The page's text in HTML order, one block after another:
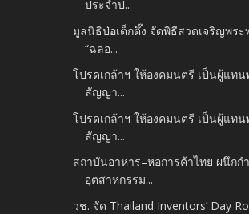
ประจำป...
มูลนิธิป่อเต็กตึ๊ง จัดพิธีสวดเจริญพร
“ฉลอ...
โปรดเกล้าฯ ให้องคมนตรี เป็นผู้แท
สัญญา...
โปรดเกล้าฯ ให้องคมนตรี เป็นผู้แท
สัญญา...
สถาบันอาหาร–หอการค้าไทย ผนึกก
อุตสาหกรรม...
วช. จัด Thailand Inventors’ Day